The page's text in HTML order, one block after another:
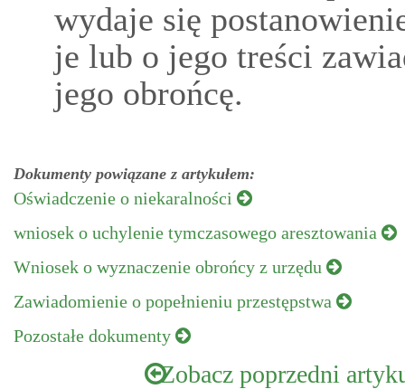
wydaje się
je lub o jego treści
jego obrońcę.
Dokumenty powiązane z artykułem:
Oświadczenie o niekaralności
wniosek o uchylenie tymczasowego aresztowania
Wniosek o wyznaczenie obrońcy z urzędu
Zawiadomienie o popełnieniu przestępstwa
Pozostałe dokumenty
Zobacz poprzedni